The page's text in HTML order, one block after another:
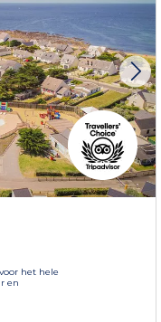
het hele
en